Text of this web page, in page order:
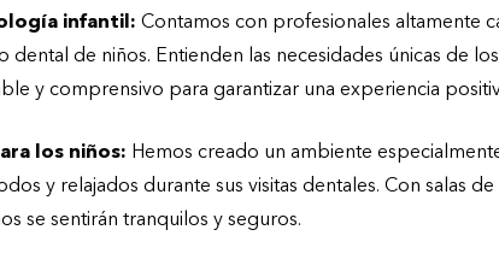
infantil: Contamos con profesionales altamente
dental de niños. Entienden las necesidades únicas de
y comprensivo para garantizar una experiencia
los niños: Hemos creado un ambiente
y relajados durante sus visitas dentales. Con salas
se sentirán tranquilos y seguros.